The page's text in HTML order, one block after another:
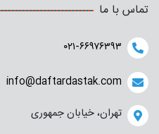
تماس با ما
۰۲۱-۶۶۹۷۶۳۹۳
info@daftardastak.com
تهران، خیابان جمهوری